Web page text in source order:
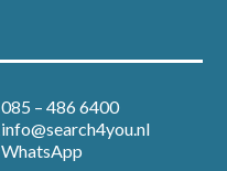
085 – 486 6400
info@search4you.nl
WhatsApp